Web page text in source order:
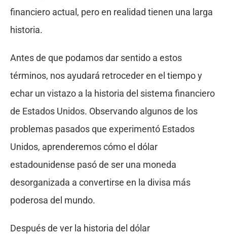
financiero actual, pero en realidad tienen una larga
historia.
Antes de que podamos dar sentido a estos
términos, nos ayudará retroceder en el tiempo y
echar un vistazo a la historia del sistema financiero
de Estados Unidos. Observando algunos de los
problemas pasados que experimentó Estados
Unidos, aprenderemos cómo el dólar
estadounidense pasó de ser una moneda
desorganizada a convertirse en la divisa más
poderosa del mundo.
Después de ver la historia del dólar